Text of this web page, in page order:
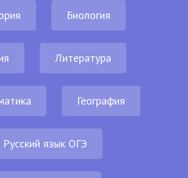
Биология
Литература
География
Русский язык ОГЭ